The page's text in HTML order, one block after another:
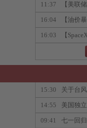
11:37 【美联
16:04 【油价
16:03 【
15:30 关于台
14:55 美国独
09:41 七一回